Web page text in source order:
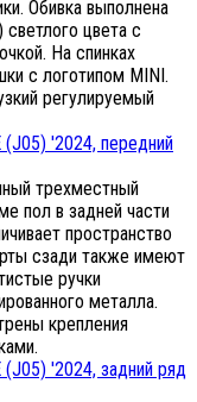
Обивка выполнена
цвета с
На спинках
с логотипом MINI.
регулируемый
трехместный
пол в задней части
пространство
сзади также имеют
ручки
металла.
крепления